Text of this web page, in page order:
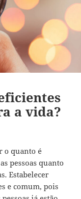
a vida?
o quanto é
pessoas quanto
Estabelecer
e comum, pois